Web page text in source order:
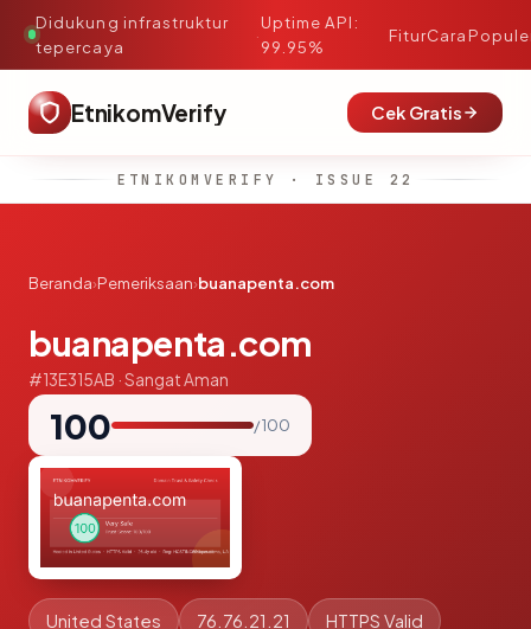
Didukung infrastruktur
tepercaya
·
Uptime API:
99.95%
FiturCara
EtnikomVerify Cek Gratis
ETNIKOMVERIFY · ISSUE 22
Beranda›Pemeriksaan›buanapenta.com
buanapenta.com
#13E315AB · Sangat Aman
100 / 100
United States 76.76.21.21 HTTPS Valid